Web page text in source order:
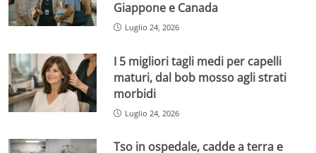
Giappone e Canada
Luglio 24, 2026
I 5 migliori tagli medi per capelli
maturi, dal bob mosso agli strati
morbidi
Luglio 24, 2026
Tso in ospedale, cadde a terra e